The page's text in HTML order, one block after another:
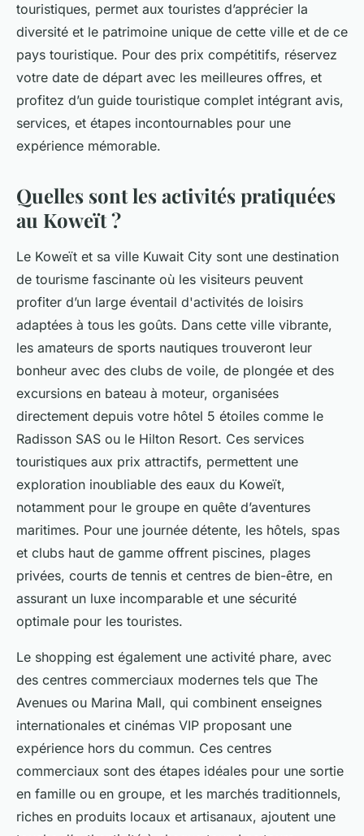
touristiques, permet aux touristes d’apprécier la
diversité et le patrimoine unique de cette ville et de ce
pays touristique. Pour des prix compétitifs, réservez
votre date de départ avec les meilleures offres, et
profitez d’un guide touristique complet intégrant avis,
services, et étapes incontournables pour une
expérience mémorable.
Quelles sont les activités pratiquées
au Koweït ?
Le Koweït et sa ville Kuwait City sont une destination
de tourisme fascinante où les visiteurs peuvent
profiter d’un large éventail d'activités de loisirs
adaptées à tous les goûts. Dans cette ville vibrante,
les amateurs de sports nautiques trouveront leur
bonheur avec des clubs de voile, de plongée et des
excursions en bateau à moteur, organisées
directement depuis votre hôtel 5 étoiles comme le
Radisson SAS ou le Hilton Resort. Ces services
touristiques aux prix attractifs, permettent une
exploration inoubliable des eaux du Koweït,
notamment pour le groupe en quête d’aventures
maritimes. Pour une journée détente, les hôtels, spas
et clubs haut de gamme offrent piscines, plages
privées, courts de tennis et centres de bien-être, en
assurant un luxe incomparable et une sécurité
optimale pour les touristes.
Le shopping est également une activité phare, avec
des centres commerciaux modernes tels que The
Avenues ou Marina Mall, qui combinent enseignes
internationales et cinémas VIP proposant une
expérience hors du commun. Ces centres
commerciaux sont des étapes idéales pour une sortie
en famille ou en groupe, et les marchés traditionnels,
riches en produits locaux et artisanaux, ajoutent une